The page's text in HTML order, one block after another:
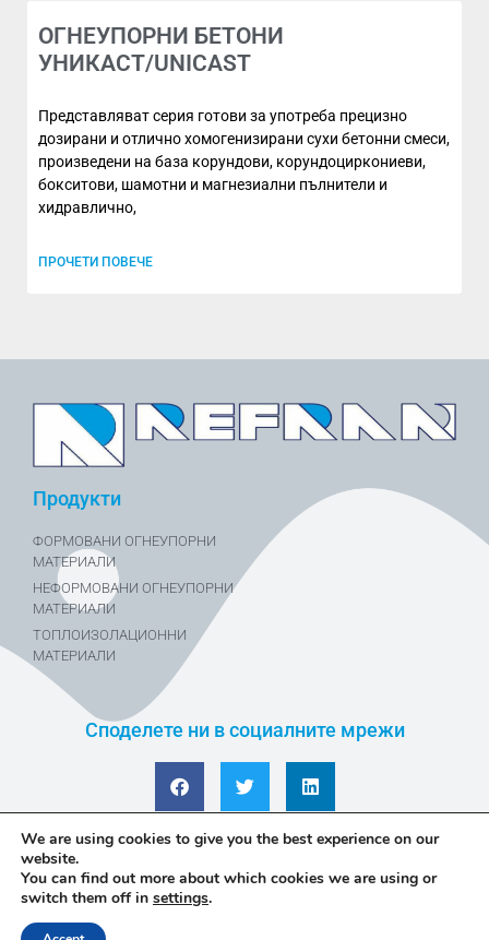
ОГНЕУПОРНИ БЕТОНИ
УНИКАСТ/UNICAST
Представляват серия готови за употреба прецизно
дозирани и отлично хомогенизирани сухи бетонни смеси,
произведени на база корундови, корундоциркониеви,
бокситови, шамотни и магнезиални пълнители и
хидравлично,
ПРОЧЕТИ ПОВЕЧЕ
Продукти
ФОРМОВАНИ ОГНЕУПОРНИ
МАТЕРИАЛИ
НЕФОРМОВАНИ ОГНЕУПОРНИ
МАТЕРИАЛИ
ТОПЛОИЗОЛАЦИОННИ
МАТЕРИАЛИ
Споделете ни в социалните мрежи
© Copyright 2026 Refran
We are using cookies to give you the best experience on our
website.
You can find out more about which cookies we are using or
switch them off in settings.